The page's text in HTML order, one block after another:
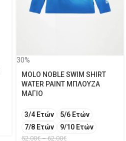
30%
MOLO NOBLE SWIM SHIRT
WATER PAINT ΜΠΛΟΥΖΑ
ΜΑΓΙΟ
3/4 Ετών
5/6 Ετών
7/8 Ετών
9/10 Ετών
52.00€ – 62.00€